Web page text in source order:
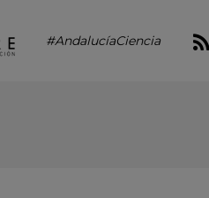
#AndalucíaCiencia